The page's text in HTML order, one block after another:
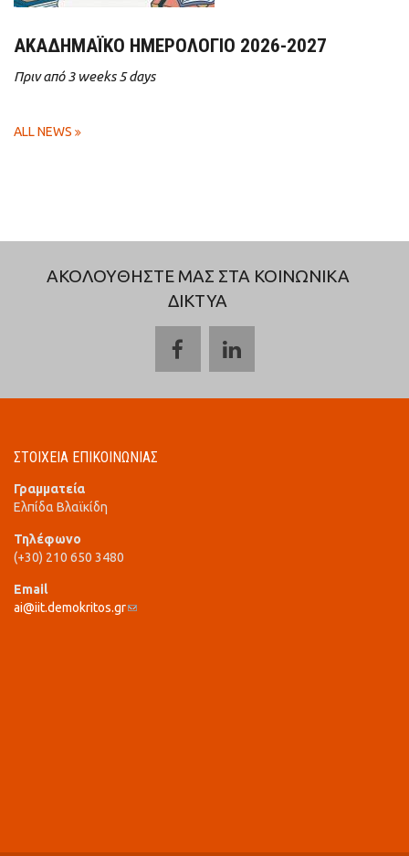
ΑΚΑΔΗΜΑΪΚΌ ΗΜΕΡΟΛΌΓΙΟ 2026-2027
Πριν από 3 weeks 5 days
ALL NEWS
ΑΚΟΛΟΥΘΗΣΤΕ ΜΑΣ ΣΤΑ ΚΟΙΝΩΝΙΚΑ
ΔΙΚΤΥΑ
ΣΤΟΙΧΕΙΑ ΕΠΙΚΟΙΝΩΝΙΑΣ
Γραμματεία
Ελπίδα Βλαϊκίδη
Τηλέφωνο
(+30) 210 650 3480
Email
ai@iit.demokritos.gr(link sends e-mail)